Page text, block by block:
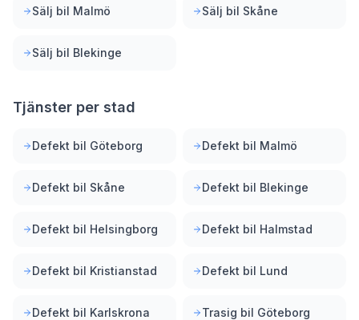
Sälj bil Malmö Sälj bil Skåne
Sälj bil Blekinge
Tjänster per stad
Defekt bil Göteborg Defekt bil Malmö
Defekt bil Skåne Defekt bil Blekinge
Defekt bil Helsingborg Defekt bil Halmstad
Defekt bil Kristianstad Defekt bil Lund
Defekt bil Karlskrona Trasig bil Göteborg